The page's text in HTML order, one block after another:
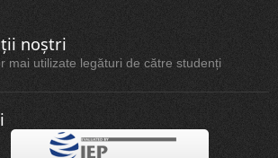
noștri
mai utilizate legături de către studenți